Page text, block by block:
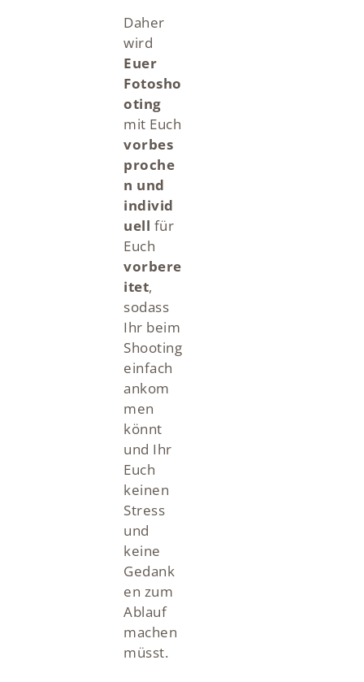
Daher
wird
Euer
Fotosho
oting
mit Euch
vorbes
proche
n und
individ
uell für
Euch
vorbere
itet,
sodass
Ihr beim
Shooting
einfach
ankom
men
könnt
und Ihr
Euch
keinen
Stress
und
keine
Gedank
en zum
Ablauf
machen
müsst.